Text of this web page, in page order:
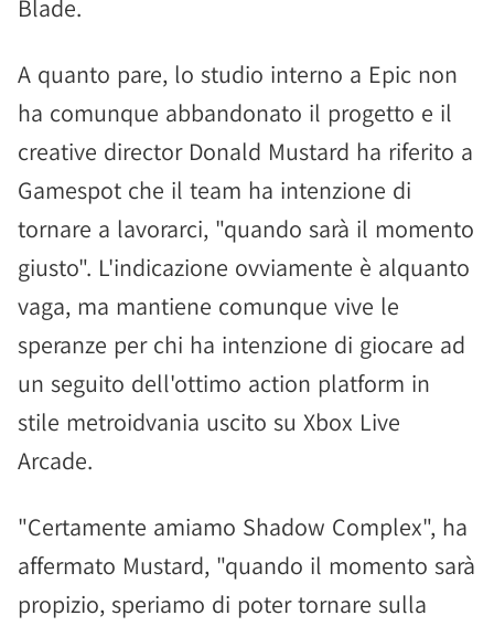
Blade.
A quanto pare, lo studio interno a Epic non
ha comunque abbandonato il progetto e il
creative director Donald Mustard ha riferito a
Gamespot che il team ha intenzione di
tornare a lavorarci, "quando sarà il momento
giusto". L'indicazione ovviamente è alquanto
vaga, ma mantiene comunque vive le
speranze per chi ha intenzione di giocare ad
un seguito dell'ottimo action platform in
stile metroidvania uscito su Xbox Live
Arcade.
"Certamente amiamo Shadow Complex", ha
affermato Mustard, "quando il momento sarà
propizio, speriamo di poter tornare sulla